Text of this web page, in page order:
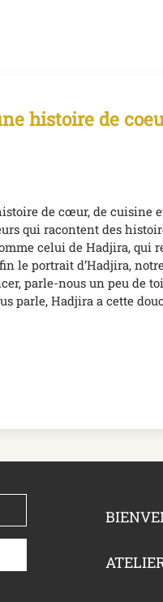
histoire de
de cœur, de cuisine
qui racontent des
celui de Hadjira, qui
le portrait d’Hadjira,
parle-nous un peu de
parle, Hadjira a cette